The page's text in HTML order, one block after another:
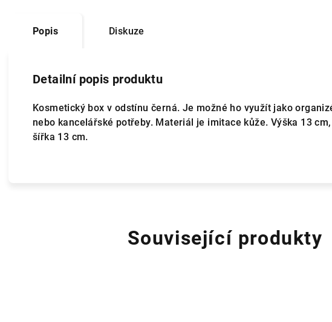
Popis Diskuze
Detailní popis produktu
Kosmetický box v odstínu černá. Je možné ho využít jako
nebo kancelářské potřeby. Materiál je imitace kůže. Výška 13
šířka 13 cm.
Související produkty